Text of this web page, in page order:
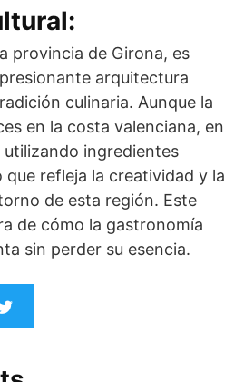
provincia de Girona, es
arquitectura
culinaria. Aunque la
en la costa valenciana, en
utilizando ingredientes
refleja la creatividad y la
de esta región. Este
de cómo la gastronomía
sin perder su esencia.